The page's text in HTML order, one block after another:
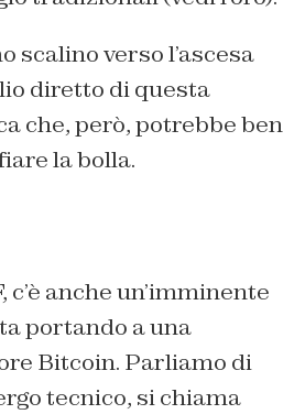
scalino verso l’ascesa
diretto di questa
che, però, potrebbe ben
la bolla.
c’è anche un’imminente
portando a una
Bitcoin. Parliamo di
tecnico, si chiama